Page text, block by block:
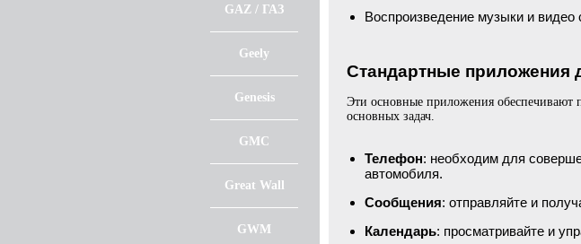
GAZ / ГАЗ
Geely
Genesis
GMC
Great Wall
GWM
Воспроизведение музыки и видео
Стандартные приложения
Эти основные приложения обеспечивают
основных задач.
Телефон: необходим для
автомобиля.
Сообщения: отправляйте и
Календарь: просматривайте и